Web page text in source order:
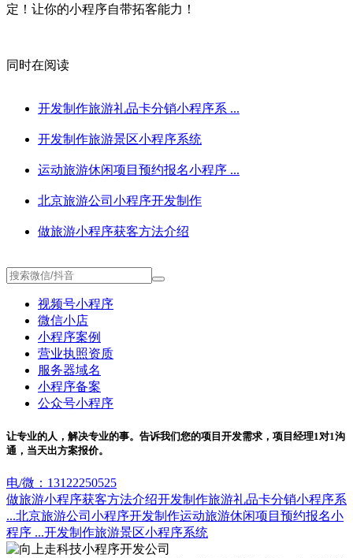
定！让你的小程序自带拓客能力！
同时在阅读
开发制作旅游礼品卡分销小程序系 ...
开发制作旅游景区小程序系统
运动旅游休闲项目预约报名小程序 ...
北京旅游公司小程序开发制作
做旅游小程序获客方法介绍
视频号小程序
微信小店
小程序案例
营业执照资质
服务器域名
小程序备案
公众号小程序
让专业的人，解决专业的事。告诉我们您的项目开发需求，项目经理1对1沟
通，当天出方案报价。
电/微：13122250525
做旅游小程序获客方法介绍开发制作旅游礼品卡分销小程序系
...北京旅游公司小程序开发制作运动旅游休闲项目预约报名小
程序 ...开发制作旅游景区小程序系统